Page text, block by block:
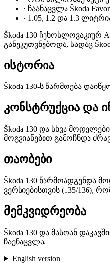
· ჩაანაცვლა Škoda
· 1.05, 1.2 და 1.3
Škoda 130 ჩეხოსლოვაკიურ
განეკუთვნებოდა, სადაც
ისტორია
Škoda 130-ს წარმოება
კონსტრუქცია და
Škoda 130 და სხვა
მოგვიანებით გამოჩნდა
თაობები
Škoda 130 წარმოადგენდა
ვერსიებისთვის (135/136),
მემკვიდრეობა
Škoda 130 და მასთან
ჩაენაცვლა.
English version